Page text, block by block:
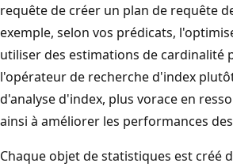
requête de créer un plan de requête
exemple, selon vos prédicats,
utiliser des estimations de cardinalité
l'opérateur de recherche d'index
d'analyse d'index, plus vorace en
ainsi à améliorer les performances
Chaque objet de statistiques est créé